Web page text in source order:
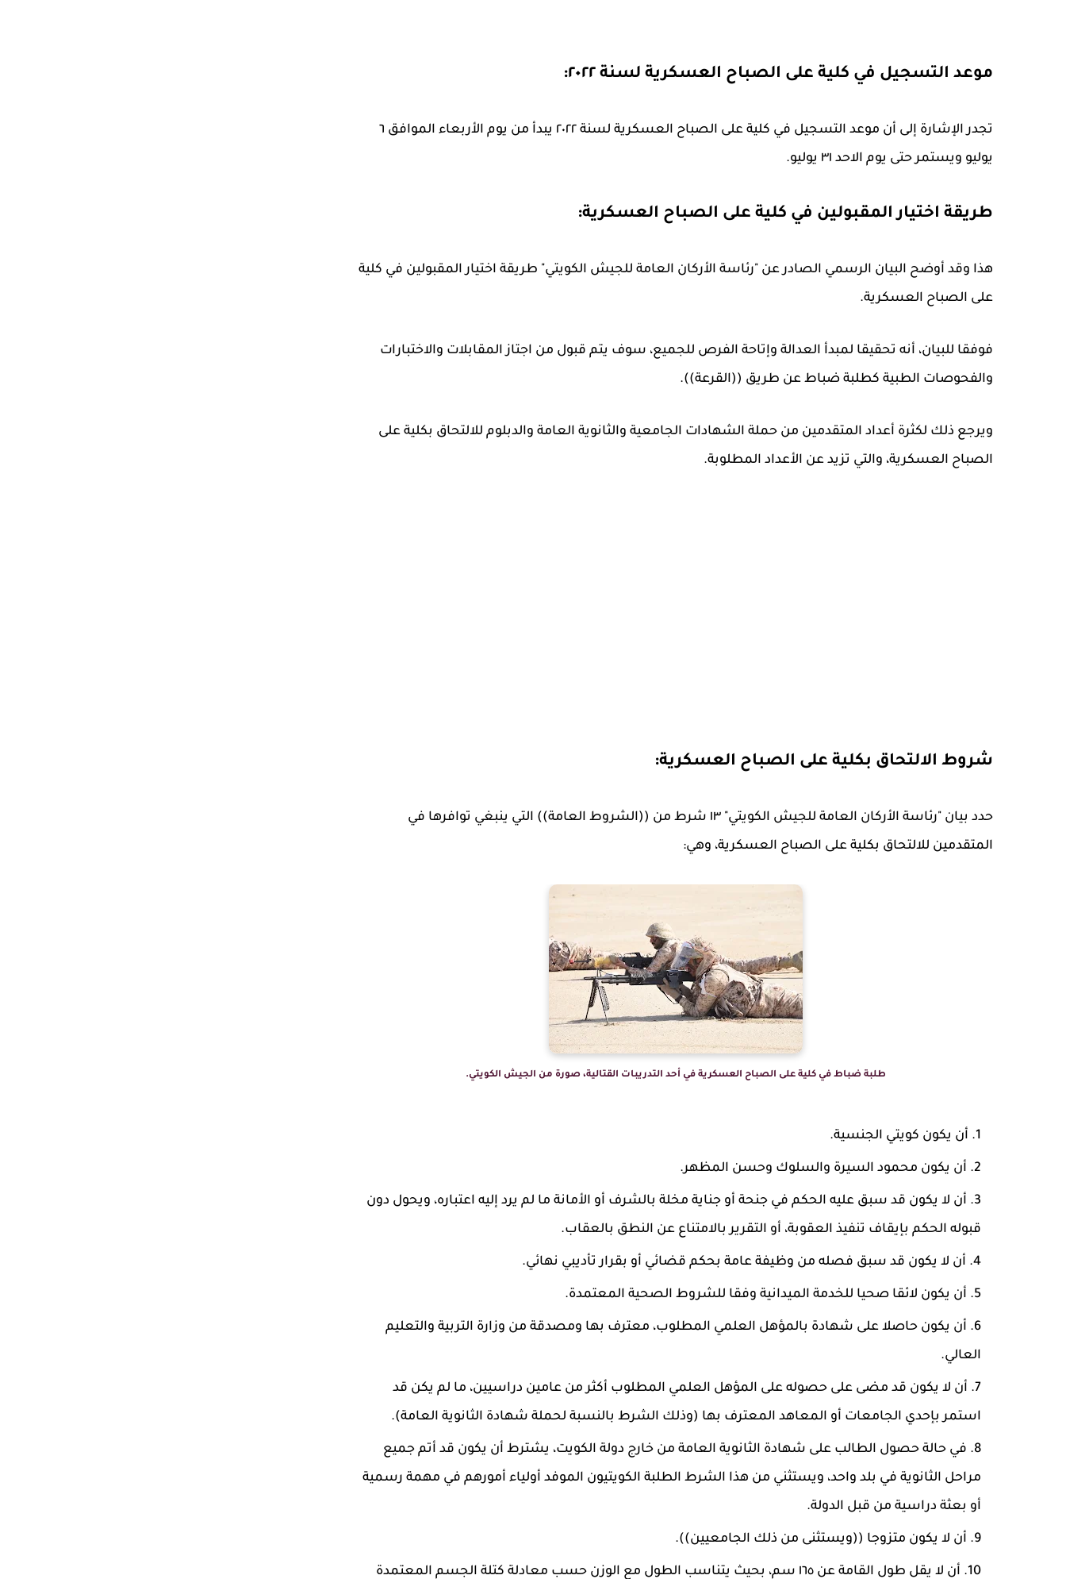
موعد التسجيل في كلية على الصباح العسكرية لسنة ٢٠٢٢:
تجدر الإشارة إلى أن موعد التسجيل في كلية على الصباح العسكرية لسنة ٢٠٢٢ يبدأ من يوم الأربعاء الموافق ٦
يوليو ويستمر حتى يوم الاحد ٣١ يوليو.
طريقة اختيار المقبولين في كلية على الصباح العسكرية:
هذا وقد أوضح البيان الرسمي الصادر عن "رئاسة الأركان العامة للجيش الكويتي" طريقة اختيار المقبولين في كلية
على الصباح العسكرية.
فوفقا للبيان، أنه تحقيقا لمبدأ العدالة وإتاحة الفرص للجميع، سوف يتم قبول من اجتاز المقابلات والاختبارات
والفحوصات الطبية كطلبة ضباط عن طريق ((القرعة)).
ويرجع ذلك لكثرة أعداد المتقدمين من حملة الشهادات الجامعية والثانوية العامة والدبلوم للالتحاق بكلية على
الصباح العسكرية، والتي تزيد عن الأعداد المطلوبة.
شروط الالتحاق بكلية على الصباح العسكرية:
حدد بيان "رئاسة الأركان العامة للجيش الكويتي" ١٣ شرط من ((الشروط العامة)) التي ينبغي توافرها في
المتقدمين للالتحاق بكلية على الصباح العسكرية، وهي:
طلبة ضباط في كلية على الصباح العسكرية في أحد التدريبات القتالية، صورة من الجيش الكويتي.
أن يكون كويتي الجنسية.
أن يكون محمود السيرة والسلوك وحسن المظهر.
أن لا يكون قد سبق عليه الحكم في جنحة أو جناية مخلة بالشرف أو الأمانة ما لم يرد إليه اعتباره، ويحول دون
قبوله الحكم بإيقاف تنفيذ العقوبة، أو التقرير بالامتناع عن النطق بالعقاب.
أن لا يكون قد سبق فصله من وظيفة عامة بحكم قضائي أو بقرار تأديبي نهائي.
أن يكون لائقا صحيا للخدمة الميدانية وفقا للشروط الصحية المعتمدة.
أن يكون حاصلا على شهادة بالمؤهل العلمي المطلوب، معترف بها ومصدقة من وزارة التربية والتعليم
العالي.
أن لا يكون قد مضى على حصوله على المؤهل العلمي المطلوب أكثر من عامين دراسيين، ما لم يكن قد
استمر بإحدي الجامعات أو المعاهد المعترف بها (وذلك الشرط بالنسبة لحملة شهادة الثانوية العامة).
في حالة حصول الطالب على شهادة الثانوية العامة من خارج دولة الكويت، يشترط أن يكون قد أتم جميع
مراحل الثانوية في بلد واحد، ويستثني من هذا الشرط الطلبة الكويتيون الموفد أولياء أمورهم في مهمة رسمية
أو بعثة دراسية من قبل الدولة.
أن لا يكون متزوجا ((ويستثنى من ذلك الجامعيين)).
أن لا يقل طول القامة عن ١٦٥ سم، بحيث يتناسب الطول مع الوزن حسب معادلة كتلة الجسم المعتمدة